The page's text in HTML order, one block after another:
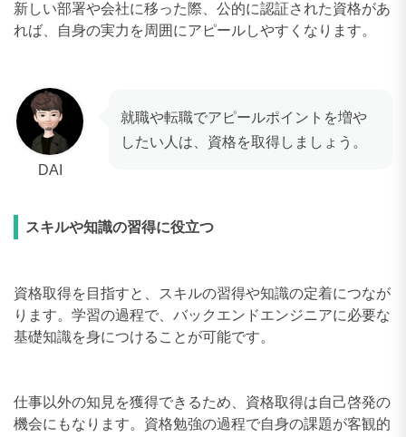
新しい部署や会社に移った際、公的に認証された資格があ
れば、自身の実力を周囲にアピールしやすくなります。
DAI
就職や転職でアピールポイントを増や
したい人は、資格を取得しましょう。
スキルや知識の習得に役立つ
資格取得を目指すと、スキルの習得や知識の定着につなが
ります。学習の過程で、バックエンドエンジニアに必要な
基礎知識を身につけることが可能です。
仕事以外の知見を獲得できるため、資格取得は自己啓発の
機会にもなります。資格勉強の過程で自身の課題が客観的